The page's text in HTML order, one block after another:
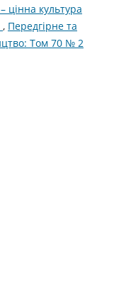
цінна культура
, Передгірне та
Том 70 № 2